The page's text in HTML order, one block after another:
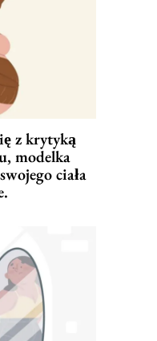
z krytyką
modelka
ciała